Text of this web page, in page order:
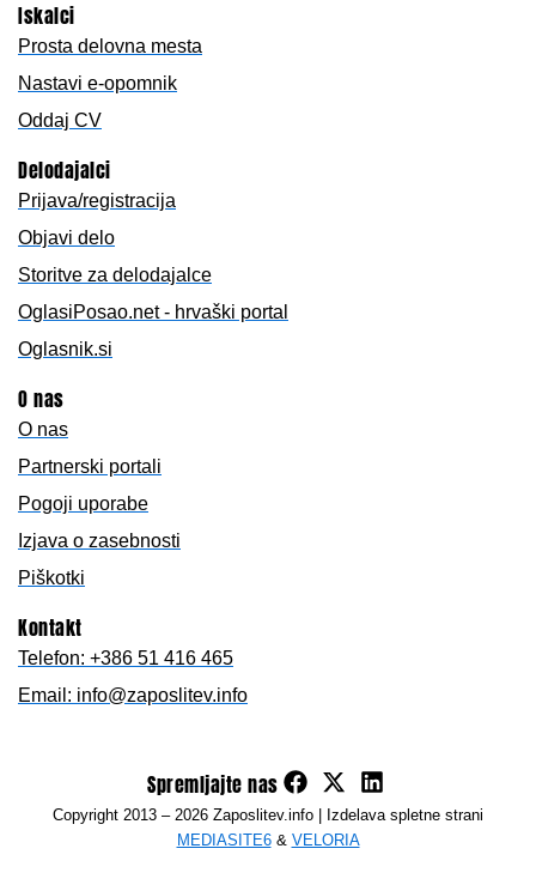
Iskalci
Prosta delovna mesta
Nastavi e-opomnik
Oddaj CV
Delodajalci
Prijava/registracija
Objavi delo
Storitve za delodajalce
OglasiPosao.net - hrvaški portal
Oglasnik.si
O nas
O nas
Partnerski portali
Pogoji uporabe
Izjava o zasebnosti
Piškotki
Kontakt
Telefon: +386 51 416 465
Email: info@zaposlitev.info
Spremljajte nas F
a
c
e
X
-
t
w
L
i
n
Copyright 2013 – 2026 Zaposlitev.info | Izdelava spletne strani
MEDIASITE6& VELORIA